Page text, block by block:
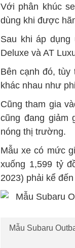
Với phân khúc
dùng khi được
Sau khi áp dụng
Deluxe và AT
Bên cạnh đó,
khác nhau như
Cũng tham gia
cũng đang giảm
nóng thị trường.
Mẫu xe có mức
xuống 1,599 tỷ
2023) phải kể
Mẫu Subaru